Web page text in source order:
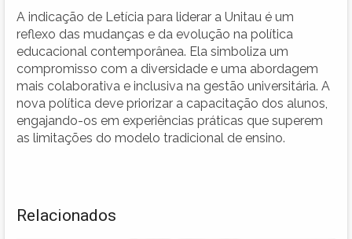
A indicação de Letícia para liderar a Unitau é um
reflexo das mudanças e da evolução na política
educacional contemporânea. Ela simboliza um
compromisso com a diversidade e uma abordagem
mais colaborativa e inclusiva na gestão universitária. A
nova política deve priorizar a capacitação dos alunos,
engajando-os em experiências práticas que superem
as limitações do modelo tradicional de ensino.
Relacionados